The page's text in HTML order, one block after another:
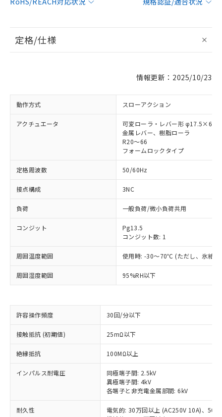
定格/仕様
情報更新：2025/10/23
動作方式 スローアクション
アクチュエータ
可変ローラ・レバー形 φ17.5×6.8
金属レバー、樹脂ローラ
R20～66
フォームロックタイプ
定格周波数 50/60Hz
接点構成 3NC
負荷 一般負荷/微小負荷共用
コンジット
Pg13.5
コンジット数: 1
周囲温度範囲 使用時: -30～70℃ (ただし、氷結し
周囲湿度範囲 95%RH以下
許容操作頻度 30回/分以下
接触抵抗 (初期値) 25mΩ以下
絶縁抵抗 100MΩ以上
インパルス耐電圧
同極端子間: 2.5kV
異極端子間: 4kV
各端子と非充電金属部間: 6kV
耐久性
電気的: 30万回以上 (AC250V 10A)、50
対応済み：EU RoHS指令（10物質）の
非含有に対応した製品が提供可能な商品で
対応予定：EU RoHS指令（10物質）の非含
有に対応した製品に切り替える予定のある
対応予定なし：EU RoHS指令（10物質）の